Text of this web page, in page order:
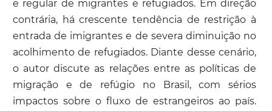
e regular de migrantes e refugiados. Em direção
contrária, há crescente tendência de restrição à
entrada de imigrantes e de severa diminuição no
acolhimento de refugiados. Diante desse cenário,
o autor discute as relações entre as políticas de
migração e de refúgio no Brasil, com sérios
impactos sobre o fluxo de estrangeiros ao país.